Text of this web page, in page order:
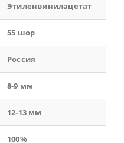
Этиленвинилацетат
55 шор
Россия
8-9 мм
12-13 мм
100%